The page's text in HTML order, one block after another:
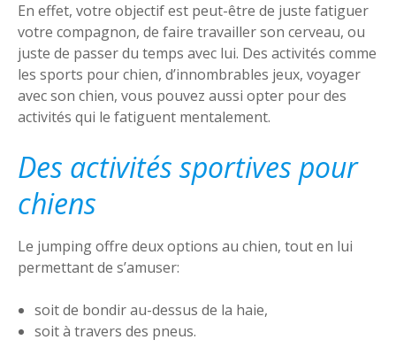
En effet, votre objectif est peut-être de juste fatiguer
votre compagnon, de faire travailler son cerveau, ou
juste de passer du temps avec lui. Des activités comme
les sports pour chien, d’innombrables jeux, voyager
avec son chien, vous pouvez aussi opter pour des
activités qui le fatiguent mentalement.
Des activités sportives pour
chiens
Le jumping offre deux options au chien, tout en lui
permettant de s’amuser:
soit de bondir au-dessus de la haie,
soit à travers des pneus.